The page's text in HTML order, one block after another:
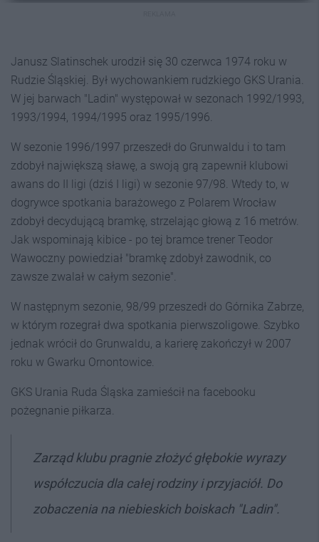
Janusz Slatinschek urodził się 30 czerwca 1974 roku w
Rudzie Śląskiej. Był wychowankiem rudzkiego GKS Urania.
W jej barwach "Ladin" występował w sezonach 1992/1993,
1993/1994, 1994/1995 oraz 1995/1996.
W sezonie 1996/1997 przeszedł do Grunwaldu i to tam
zdobył największą sławę, a swoją grą zapewnił klubowi
awans do II ligi (dziś I ligi) w sezonie 97/98. Wtedy to, w
dogrywce spotkania barażowego z Polarem Wrocław
zdobył decydującą bramkę, strzelając głową z 16 metrów.
Jak wspominają kibice - po tej bramce trener Teodor
Wawoczny powiedział "bramkę zdobył zawodnik, co
zawsze zwalał w całym sezonie".
W następnym sezonie, 98/99 przeszedł do Górnika Zabrze,
w którym rozegrał dwa spotkania pierwszoligowe. Szybko
jednak wrócił do Grunwaldu, a karierę zakończył w 2007
roku w Gwarku Ornontowice.
GKS Urania Ruda Śląska zamieścił na facebooku
pożegnanie piłkarza.
Zarząd klubu pragnie złożyć głębokie wyrazy
współczucia dla całej rodziny i przyjaciół. Do
zobaczenia na niebieskich boiskach "Ladin".